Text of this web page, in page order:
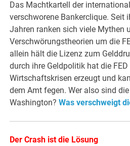
Das Machtkartell der
verschworene Bankerclique. Seit
Jahren ranken sich viele Mythen
Verschwörungstheorien um die
allein hält die Lizenz zum
durch ihre Geldpolitik hat die
Wirtschaftskrisen erzeugt und
dem Amt fegen. Wer also sind
Washington?Was verschweigt
Der Crash ist die Lösung